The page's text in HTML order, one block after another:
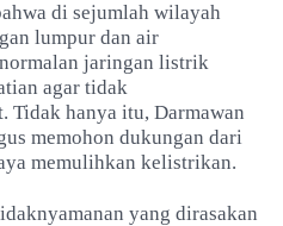
di sejumlah wilayah
lumpur dan air
jaringan listrik
agar tidak
Tidak hanya itu, Darmawan
memohon dukungan dari
memulihkan kelistrikan.
yang dirasakan